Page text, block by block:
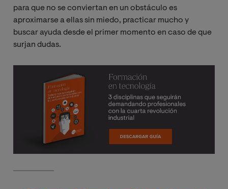
para que no se conviertan en un obstáculo es
aproximarse a ellas sin miedo, practicar mucho y
buscar ayuda desde el primer momento en caso de que
surjan dudas.